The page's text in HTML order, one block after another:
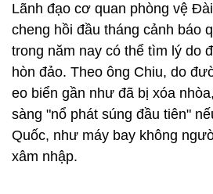
Lãnh đạo cơ quan phòng vệ
cheng hồi đầu tháng cảnh báo
trong năm nay có thể tìm lý do
hòn đảo. Theo ông Chiu, do
eo biển gần như đã bị xóa
sàng "nổ phát súng đầu tiên"
Quốc, như máy bay không
xâm nhập.